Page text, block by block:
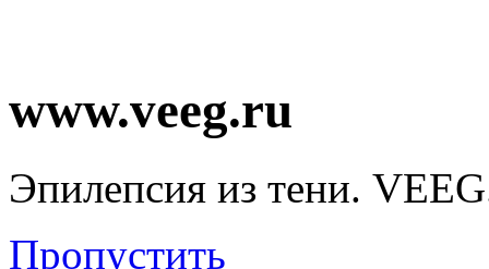
www.veeg.ru
Эпилепсия из тени.
Пропустить